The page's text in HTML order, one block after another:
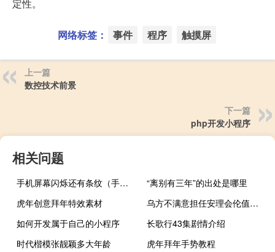
定性。
网络标签： 事件 程序 触摸屏
上一篇
数控技术前景
下一篇
php开发小程序
相关问题
手机屏幕闪烁还有条纹（手机屏幕闪烁）
“离别有三年”的出处是哪里
虎年创意拜年特效素材
乌方不满意担任安理会伦值主席国 外媒乌克兰与泽连斯基讨论召开和平峰会
如何开发属于自己的小程序
长歌行43集剧情介绍
时代楷模张靓颖多大年龄
虎年拜年手势教程